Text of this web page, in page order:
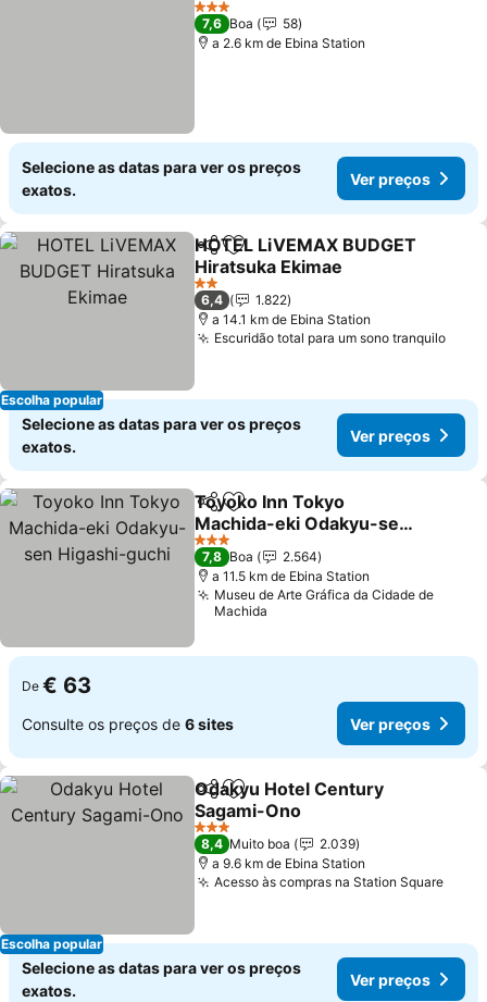
3 Estrelas
7,6 Boa
58
a 2.6 km de Ebina Station
Selecione as datas para ver os preços
exatos.
Ver preços
Escolha popular
PartilharAdicionar aos favoritos
HOTEL LiVEMAX BUDGET
Hiratsuka Ekimae
Ver preços
2 Estrelas
6,4
1.822
a 14.1 km de Ebina Station
Escuridão total para um sono tranquiloVer
Selecione as datas para ver os preços
exatos.
Ver preços
PartilharAdicionar aos favoritos
Toyoko Inn Tokyo
Machida-eki Odakyu-sen
Higashi-guchi
Ver preços
3 Estrelas
7,8 Boa
2.564
a 11.5 km de Ebina Station
Museu de Arte Gráfica da Cidade de
Machida
De € 63
Consulte os preços de 6 sites Ver preços
Escolha popular
PartilharAdicionar aos favoritos
Odakyu Hotel Century
Sagami-Ono
Ver preços
3 Estrelas
8,4 Muito boa
2.039
a 9.6 km de Ebina Station
Acesso às compras na Station SquareVer
Selecione as datas para ver os preços
exatos.
Ver preços